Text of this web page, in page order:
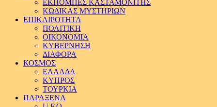
ΕΚΠΟΜΠΕΣ ΚΑΣΤΑΜΟΝΙΤΗΣ
ΚΩΔΙΚΑΣ ΜΥΣΤΗΡΙΩΝ
ΕΠΙΚΑΙΡΟΤΗΤΑ
ΠΟΛΙΤΙΚΗ
ΟΙΚΟΝΟΜΙΑ
ΚΥΒΕΡΝΗΣΗ
ΔΙΑΦΟΡΑ
ΚΟΣΜΟΣ
ΕΛΛΑΔΑ
ΚΥΠΡΟΣ
ΤΟΥΡΚΙΑ
ΠΑΡΑΞΕΝΑ